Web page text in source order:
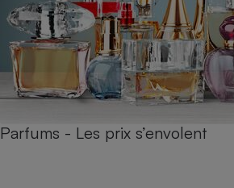
Parfums - Les prix s’envolent